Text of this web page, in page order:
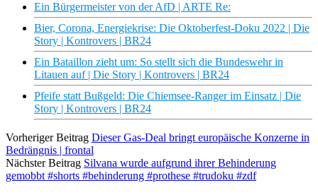
Ein Bürgermeister von der AfD | ARTE Re:
Bier, Corona, Energiekrise: Die Oktoberfest-Doku 2022 | Die
Story | Kontrovers | BR24
Ein Bataillon zieht um: So stellt sich die Bundeswehr in
Litauen auf | Die Story | Kontrovers | BR24
Pfeife statt Bußgeld: Die Chiemsee-Ranger im Einsatz | Die
Story | Kontrovers | BR24
Vorheriger Beitrag Dieser Gas-Deal bringt europäische Konzerne in
Bedrängnis | frontal
Nächster Beitrag Silvana wurde aufgrund ihrer Behinderung
gemobbt #shorts #behinderung #prothese #trudoku #zdf